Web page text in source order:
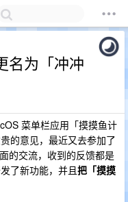
名为「冲冲
菜单栏应用「摸摸鱼计
的意见，最近又去参加了
的交流，收到的反馈都是
了新功能，并且把「摸摸